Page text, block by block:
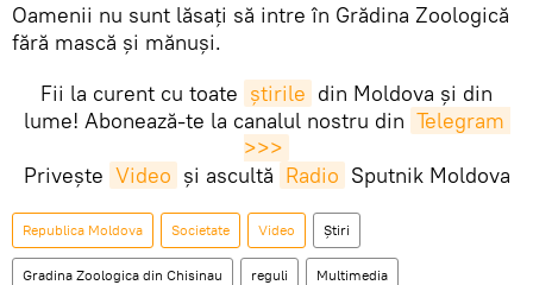
Oamenii nu sunt lăsați să intre în Grădina Zoologică
fără mască și mănuși.
Fii la curent cu toate știrile din Moldova și din
lume! Abonează-te la canalul nostru din Telegram
>>>
Privește Video și ascultă Radio Sputnik Moldova
Republica Moldova Societate Video Știri
Gradina Zoologica din Chisinau reguli Multimedia